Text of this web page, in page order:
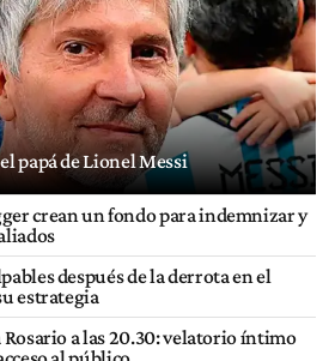
papá de Lionel Messi
crean un fondo para indemnizar y
después de la derrota en el
estrategia
a las 20.30: velatorio íntimo